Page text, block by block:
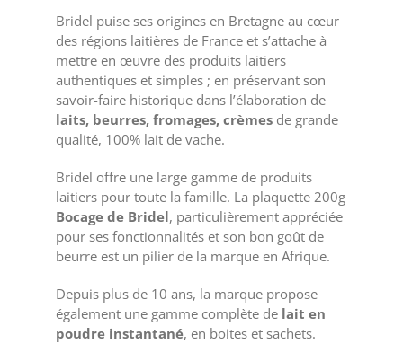
Bridel puise ses origines en Bretagne au cœur
des régions laitières de France et s’attache à
mettre en œuvre des produits laitiers
authentiques et simples ; en préservant son
savoir-faire historique dans l’élaboration de
laits, beurres, fromages, crèmes de grande
qualité, 100% lait de vache.
Bridel offre une large gamme de produits
laitiers pour toute la famille. La plaquette 200g
Bocage de Bridel, particulièrement appréciée
pour ses fonctionnalités et son bon goût de
beurre est un pilier de la marque en Afrique.
Depuis plus de 10 ans, la marque propose
également une gamme complète de lait en
poudre instantané, en boites et sachets.